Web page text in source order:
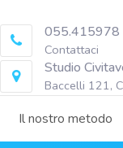
Contattaci
Studio
Baccelli 121,
Il nostro metodo